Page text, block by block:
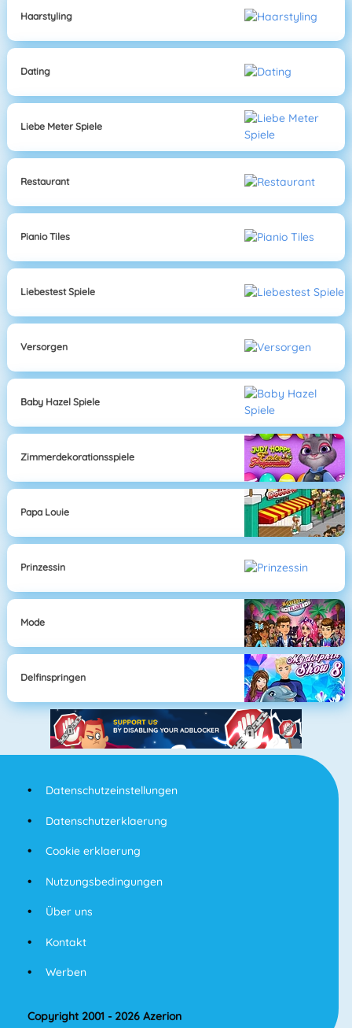
Haarstyling
Dating
Liebe Meter Spiele
Restaurant
Pianio Tiles
Liebestest Spiele
Versorgen
Baby Hazel Spiele
Zimmerdekorationsspiele
Papa Louie
Prinzessin
Mode
Delfinspringen
Datenschutzeinstellungen
Datenschutzerklaerung
Cookie erklaerung
Nutzungsbedingungen
Über uns
Kontakt
Werben
Copyright 2001 - 2026 Azerion